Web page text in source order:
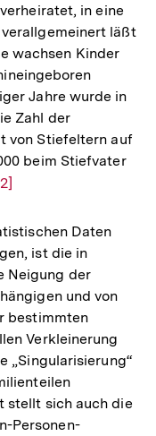
in eine
läßt
wachsen Kinder
Jahre wurde in
Zahl der
von Stiefeltern auf
beim Stiefvater
Daten
ist die in
Neigung der
und von
bestimmten
Verkleinerung
„Singularisierung“
stellt sich auch die
Personen-